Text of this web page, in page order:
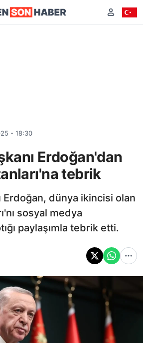
- 18:30
Erdoğan'dan
tebrik
Erdoğan, dünya ikincisi olan
sosyal medya
paylaşımla tebrik etti.